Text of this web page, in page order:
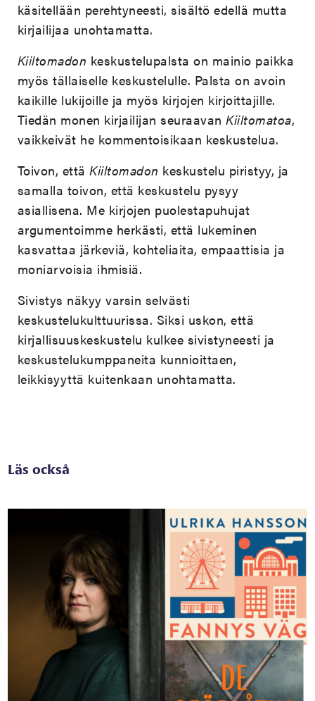
käsitellään perehtyneesti, sisältö edellä mutta
kirjailijaa unohtamatta.
Kiiltomadon keskustelupalsta on mainio paikka
myös tällaiselle keskustelulle. Palsta on avoin
kaikille lukijoille ja myös kirjojen kirjoittajille.
Tiedän monen kirjailijan seuraavanKiiltomatoa,
vaikkeivät he kommentoisikaan keskustelua.
Toivon, ettäKiiltomadon keskustelu piristyy, ja
samalla toivon, että keskustelu pysyy
asiallisena. Me kirjojen puolestapuhujat
argumentoimme herkästi, että lukeminen
kasvattaa järkeviä, kohteliaita, empaattisia ja
moniarvoisia ihmisiä.
Sivistys näkyy varsin selvästi
keskustelukulttuurissa. Siksi uskon, että
kirjallisuuskeskustelu kulkee sivistyneesti ja
keskustelukumppaneita kunnioittaen,
leikkisyyttä kuitenkaan unohtamatta.
Läs också